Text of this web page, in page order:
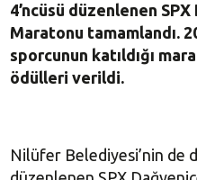
4’ncüsü düzenlenen
Maratonu tamamlandı.
sporcunun katıldığı
ödülleri verildi.
Nilüfer Belediyesi’nin de